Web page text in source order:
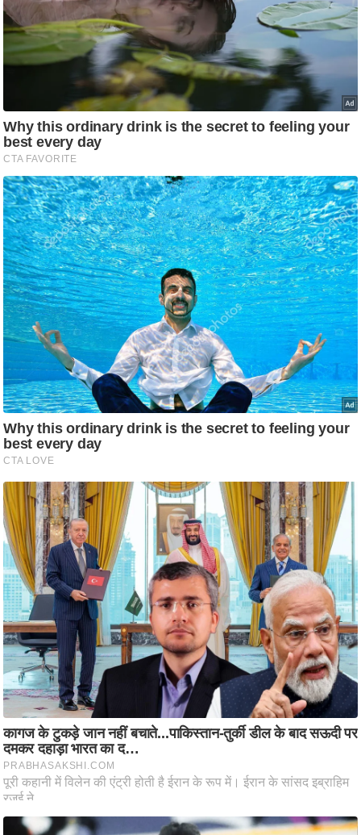
स्तं
भ
ए
.
आ
र
.
आ
ई
.
चा
य
प
र
स
मी
क्षा
ध
र्म
ज्यो
ति
ष
प्र
भु
म
हि
मा
/
ध
र्म
स्थ
ल
व्र
त
त्यो
हा
र